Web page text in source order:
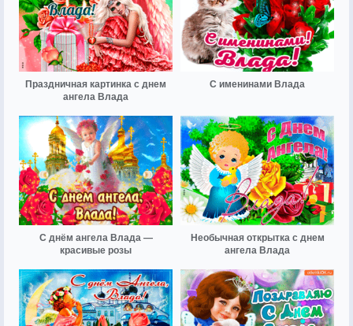
Праздничная картинка с днем
ангела Влада
С именинами Влада
С днём ангела Влада —
красивые розы
Необычная открытка с днем
ангела Влада